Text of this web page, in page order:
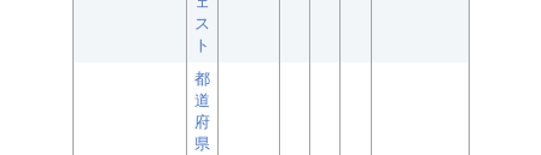
ス
ト
都
道
府
県